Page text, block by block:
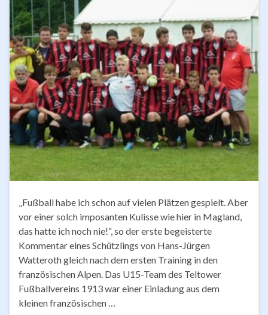
„Fußball habe ich schon auf vielen Plätzen gespielt. Aber
vor einer solch imposanten Kulisse wie hier in Magland,
das hatte ich noch nie!“, so der erste begeisterte
Kommentar eines Schützlings von Hans-Jürgen
Watteroth gleich nach dem ersten Training in den
französischen Alpen. Das U15-Team des Teltower
Fußballvereins 1913 war einer Einladung aus dem
kleinen französischen …